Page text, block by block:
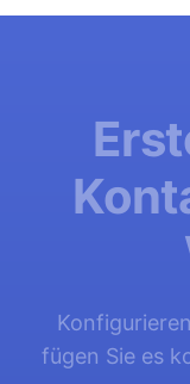
fügen Sie es